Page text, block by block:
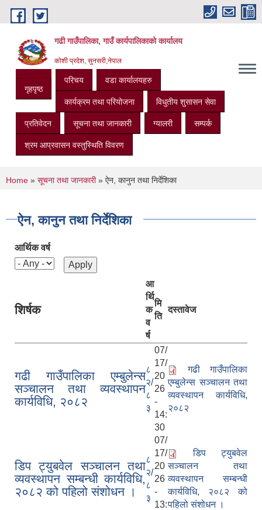
Skip to main content
गढी गाउँपालिका, गाउँ कार्यपालिकाको कार्यालय
कोशी प्रदेश, सुनसरी,नेपाल
गृहपृष्ठ
परिचय वडा कार्यालयहरु
कार्यक्रम तथा परियोजना विधुतीय शुसासन सेवा
प्रतिवेदन सूचना तथा जानकारी ग्यालरी सम्पर्क
श्रम आप्रवासन वस्तुस्थिति विवरण
You are here
Home » सूचना तथा जानकारी» ऐन, कानुन तथा निर्देशिका
ऐन, कानुन तथा निर्देशिका
आर्थिक वर्ष
शिर्षक
आ
र्थि
क
व
र्ष
मि
ति
दस्तावेज
गढी गाउँपालिका एम्बुलेन्स
सञ्चालन तथा व्यवस्थापन
कार्यविधि, २०८२
८
२/
८
३
07/
17/
20
26
-
14:
30
गढी गाउँपालिका
एम्बुलेन्स सञ्चालन तथा
व्यवस्थापन कार्यविधि,
२०८२
डिप ट्युबवेल सञ्चालन तथा
व्यवस्थापन सम्बन्धी कार्यविधि,
२०८२ को पहिलो संशोधन ।
८
२/
८
३
07/
17/
20
26
-
13:
डिप ट्युबवेल
सञ्चालन तथा
व्यवस्थापन सम्बन्धी
कार्यविधि, २०८२ को
पहिलो संशोधन ।